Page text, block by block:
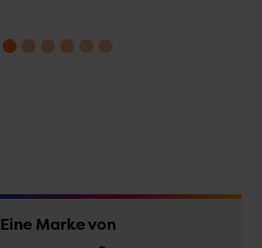
Eine Marke von